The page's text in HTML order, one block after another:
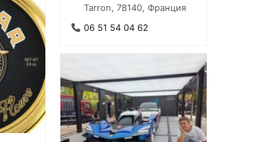
Tarron, 78140, Франция
06 51 54 04 62